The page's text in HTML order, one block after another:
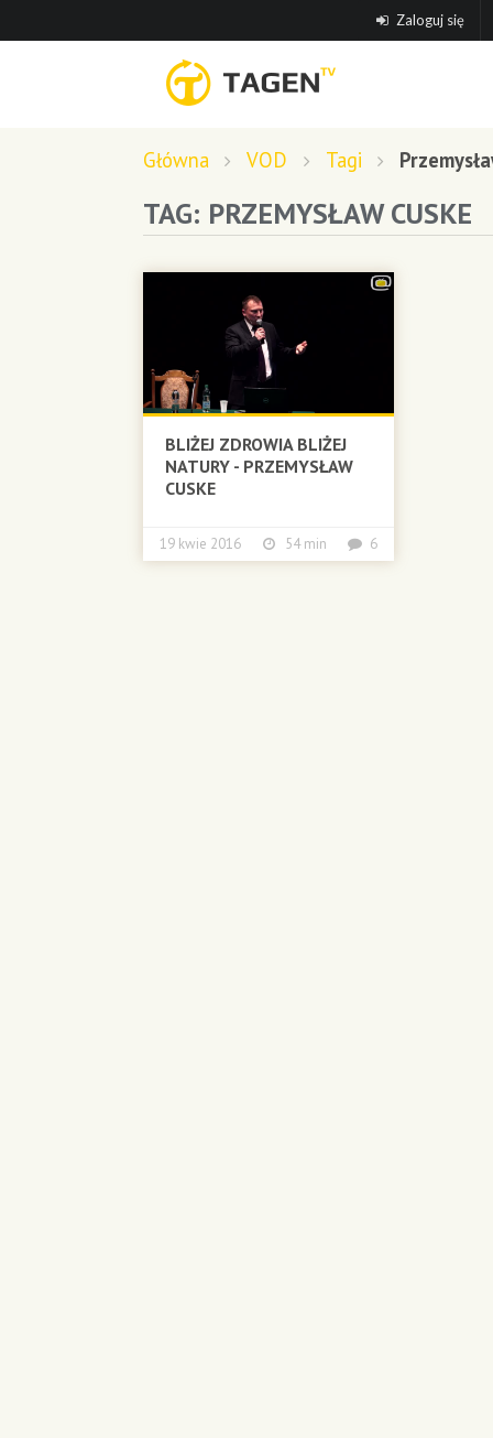
Zaloguj się
Główna VOD Tagi
TAG: PRZEMYSŁAW CUSKE
BLIŻEJ ZDROWIA BLIŻEJ
NATURY - PRZEMYSŁAW
CUSKE
19 kwie 2016 54 min 6